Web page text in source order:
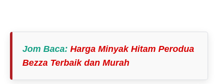
Jom Baca: Harga Minyak Hitam Perodua
Bezza Terbaik dan Murah